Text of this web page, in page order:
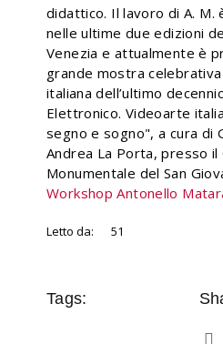
didattico. Il lavoro di A.
nelle ultime due edizioni
Venezia e attualmente è
grande mostra
italiana dell’ultimo
Elettronico. Videoarte
segno e sogno", a cura di
Andrea La Porta, presso il
Monumentale del San
Workshop Antonello
Letto da: 51
Tags: